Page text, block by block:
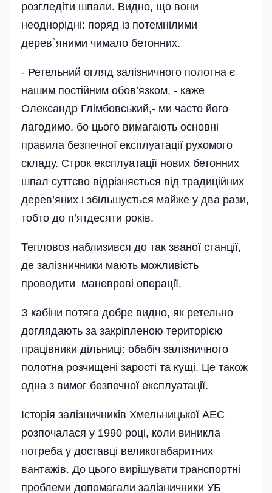
розгледіти шпали. Видно, що вони
неоднорідні: поряд із потемнілими
дерев`яними чимало бетонних.
- Ретельний огляд залізничного полотна є
нашим постійним обов’язком, - каже
Олександр Глімбовський,- ми часто його
лагодимо, бо цього вимагають основні
правила безпечної експлуатації рухомого
складу. Строк експлуатації нових бетонних
шпал суттєво відрізняється від традиційних
дерев’яних і збільшується майже у два рази,
тобто до п’ятдесяти років.
Тепловоз наблизився до так званої станції,
де залізничники мають можливість
проводити маневрові операції.
З кабіни потяга добре видно, як ретельно
доглядають за закріпленою територією
працівники дільниці: обабіч залізничного
полотна розчищені зарості та кущі. Це також
одна з вимог безпечної експлуатації.
Історія залізничників Хмельницької АЕС
розпочалася у 1990 році, коли виникла
потреба у до­ставці великогабаритних
вантажів. До цього вирішувати транспортні
проблеми допомагали заліз­ничники УБ